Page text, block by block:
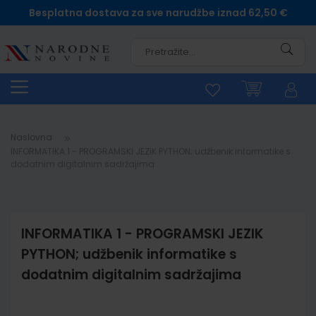
Besplatna dostava za sve narudžbe iznad 62,50 €
Naslovna
INFORMATIKA 1 - PROGRAMSKI JEZIK
PYTHON; udžbenik informatike s
dodatnim digitalnim sadržajima